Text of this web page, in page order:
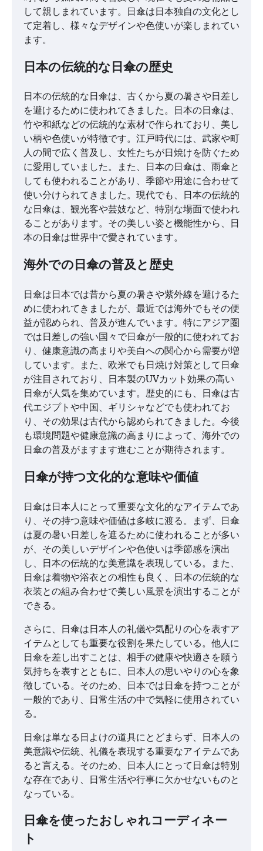
して親しまれています。日傘は日本独自の文化とし
て定着し、様々なデザインや色使いが楽しまれてい
ます。
日本の伝統的な日傘の歴史
日本の伝統的な日傘は、古くから夏の暑さや日差し
を避けるために使われてきました。日本の日傘は、
竹や和紙などの伝統的な素材で作られており、美し
い柄や色使いが特徴です。江戸時代には、武家や町
人の間で広く普及し、女性たちが日焼けを防ぐため
に愛用していました。また、日本の日傘は、雨傘と
しても使われることがあり、季節や用途に合わせて
使い分けられてきました。現代でも、日本の伝統的
な日傘は、観光客や芸妓など、特別な場面で使われ
ることがあります。その美しい姿と機能性から、日
本の日傘は世界中で愛されています。
海外での日傘の普及と歴史
日傘は日本では昔から夏の暑さや紫外線を避けるた
めに使われてきましたが、最近では海外でもその便
益が認められ、普及が進んでいます。特にアジア圏
では日差しの強い国々で日傘が一般的に使われてお
り、健康意識の高まりや美白への関心から需要が増
しています。また、欧米でも日焼け対策として日傘
が注目されており、日本製のUVカット効果の高い
日傘が人気を集めています。歴史的にも、日傘は古
代エジプトや中国、ギリシャなどでも使われてお
り、その効果は古代から認められてきました。今後
も環境問題や健康意識の高まりによって、海外での
日傘の普及がますます進むことが期待されます。
日傘が持つ文化的な意味や価値
日傘は日本人にとって重要な文化的なアイテムであ
り、その持つ意味や価値は多岐に渡る。まず、日傘
は夏の暑い日差しを遮るために使われることが多い
が、その美しいデザインや色使いは季節感を演出
し、日本の伝統的な美意識を表現している。また、
日傘は着物や浴衣との相性も良く、日本の伝統的な
衣装との組み合わせで美しい風景を演出することが
できる。
さらに、日傘は日本人の礼儀や気配りの心を表すア
イテムとしても重要な役割を果たしている。他人に
日傘を差し出すことは、相手の健康や快適さを願う
気持ちを表すとともに、日本人の思いやりの心を象
徴している。そのため、日本では日傘を持つことが
一般的であり、日常生活の中で気軽に使用されてい
る。
日傘は単なる日よけの道具にとどまらず、日本人の
美意識や伝統、礼儀を表現する重要なアイテムであ
ると言える。そのため、日本人にとって日傘は特別
な存在であり、日常生活や行事に欠かせないものと
なっている。
日傘を使ったおしゃれコーディネー
ト